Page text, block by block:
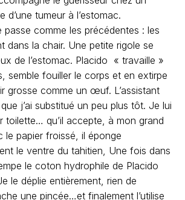
le coton hydrophile de Placido
le déplie entièrement, rien de
une pincée…et finalement l’utilise
visage après l’avoir imbibé de
s’arrête pas là…
Je m’appelle Michèle Jullian.
J’aime les voyages, la
photographie, l’écriture.